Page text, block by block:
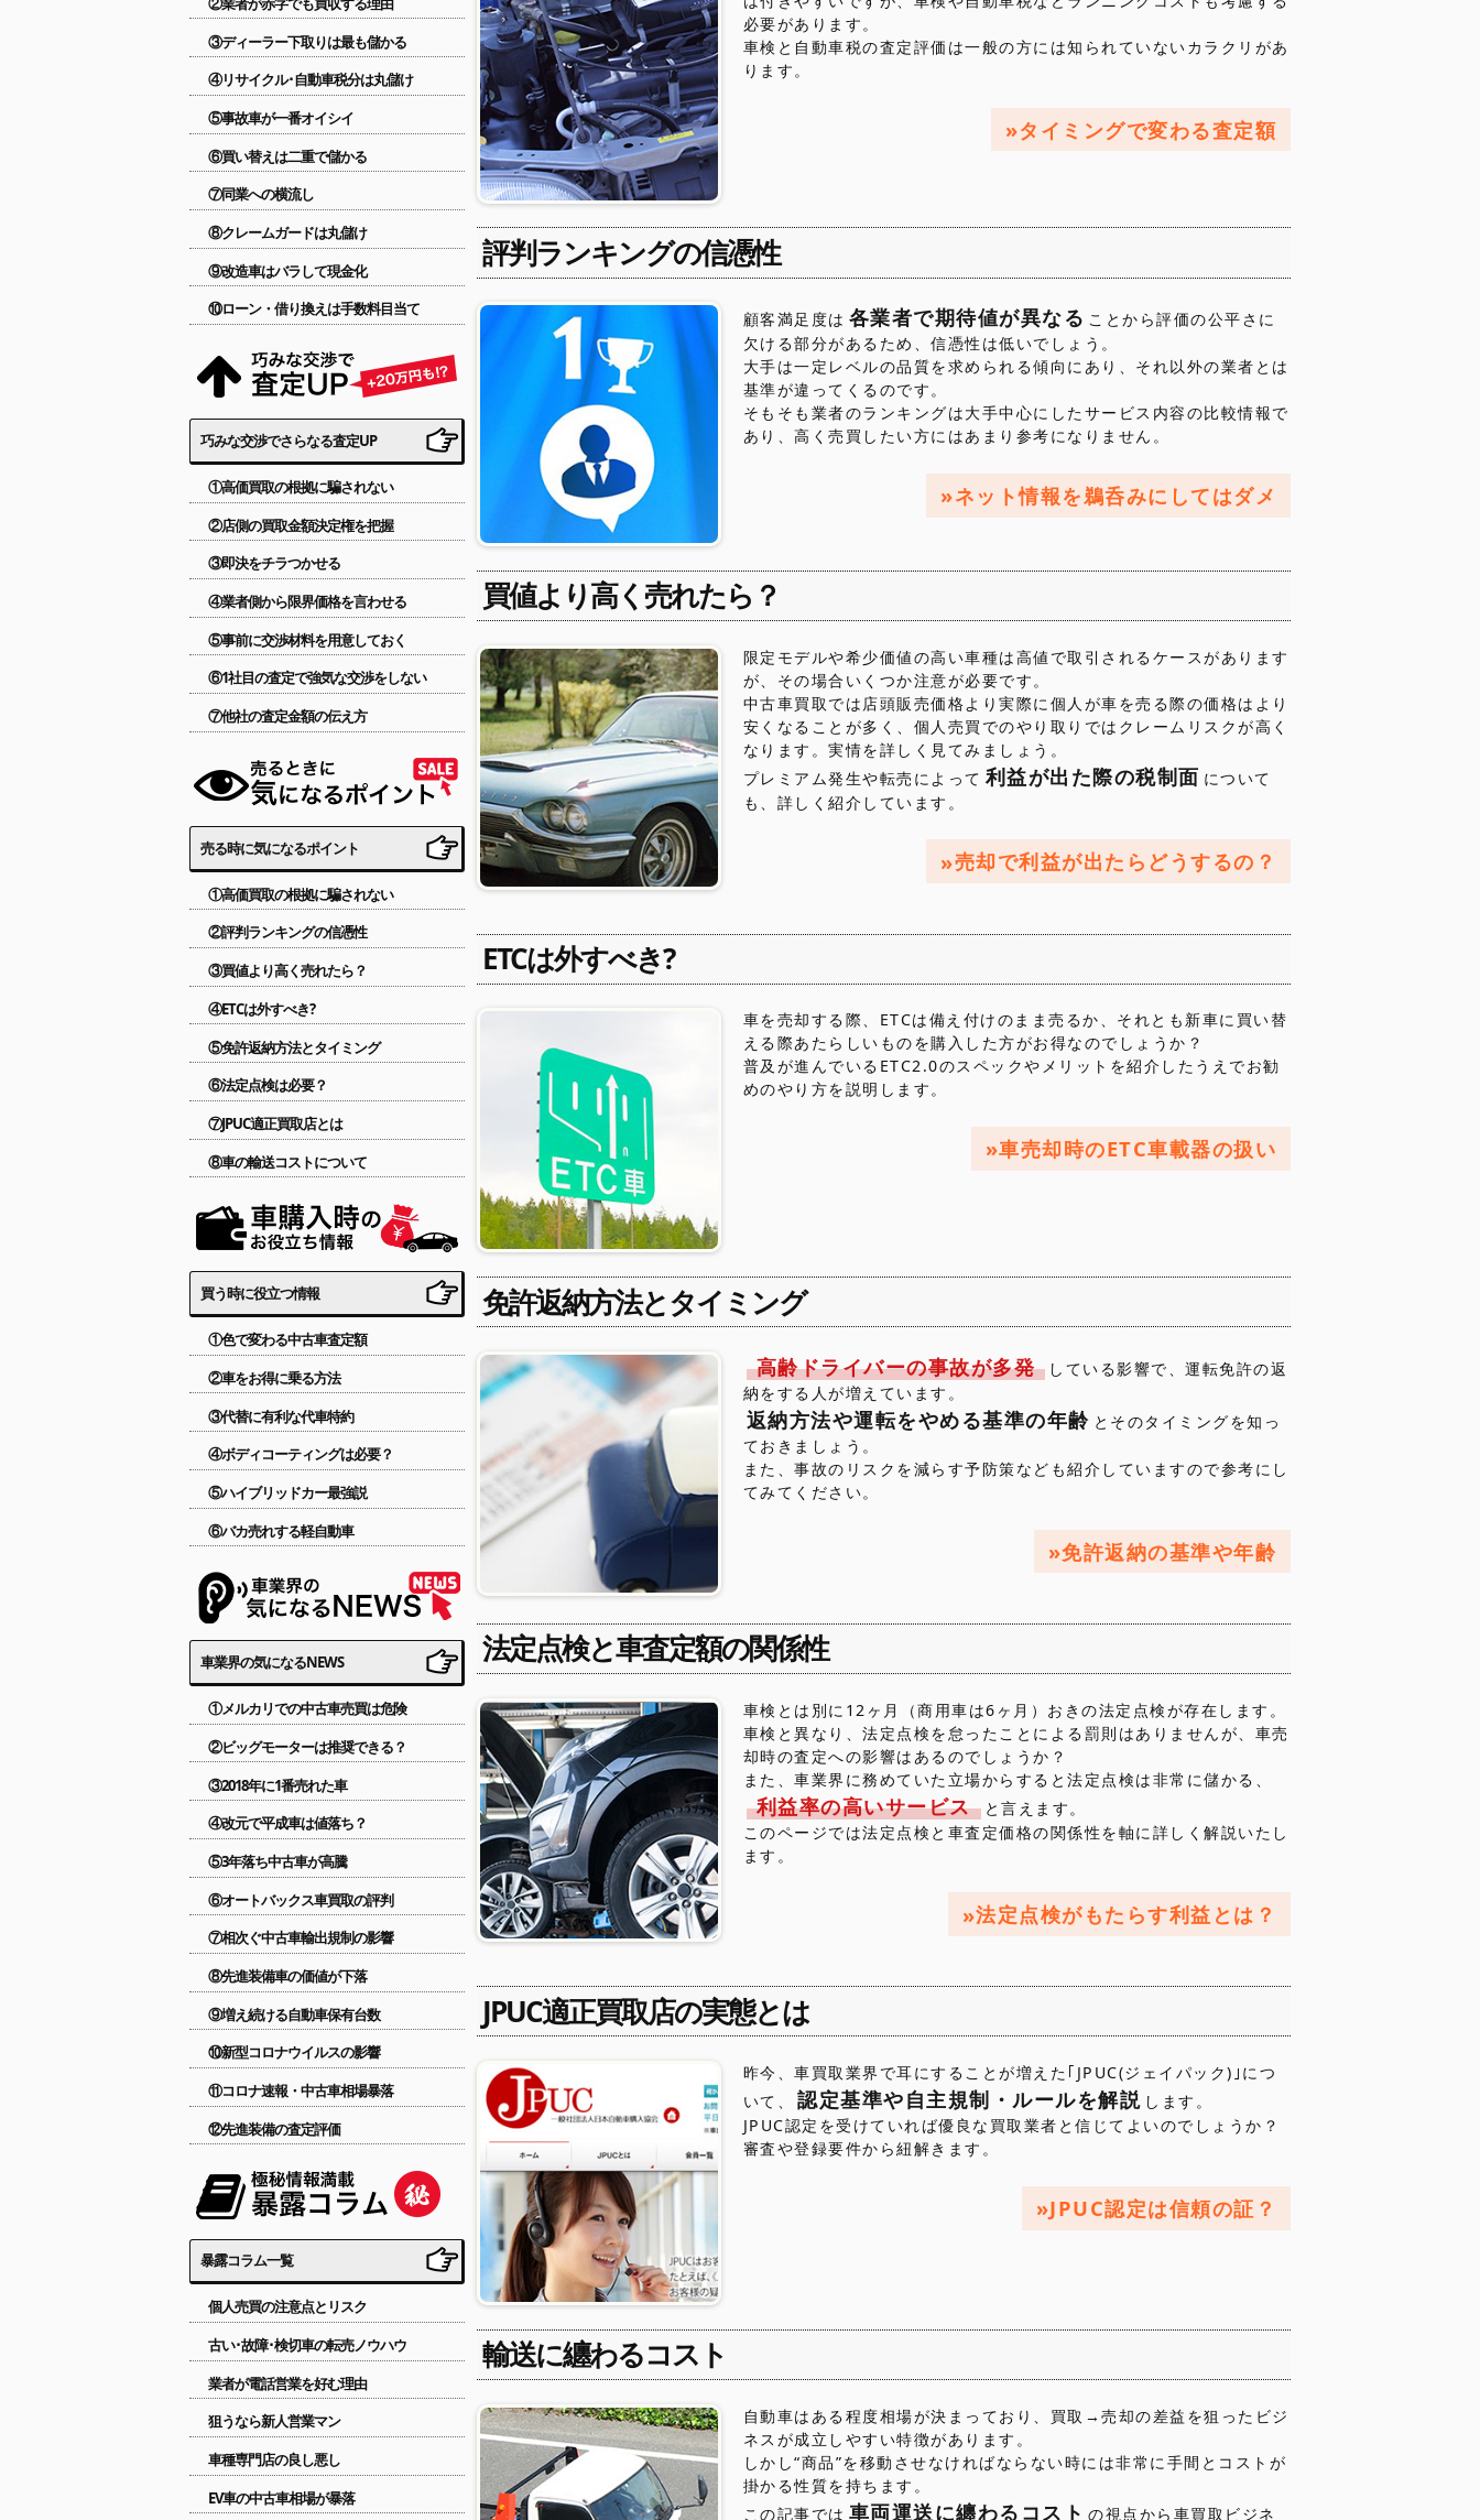
必要があります。
車検と自動車税の査定評価は一般の方には知られていないカラクリがあ
ります。
タイミングで変わる査定額
評判ランキングの信憑性
顧客満足度は 各業者で期待値が異なる ことから評価の公平さに
欠ける部分があるため、信憑性は低いでしょう。
大手は一定レベルの品質を求められる傾向にあり、それ以外の業者とは
基準が違ってくるのです。
そもそも業者のランキングは大手中心にしたサービス内容の比較情報で
あり、高く売買したい方にはあまり参考になりません。
ネット情報を鵜呑みにしてはダメ
買値より高く売れたら？
限定モデルや希少価値の高い車種は高値で取引されるケースがあります
が、その場合いくつか注意が必要です。
中古車買取では店頭販売価格より実際に個人が車を売る際の価格はより
安くなることが多く、個人売買でのやり取りではクレームリスクが高く
なります。実情を詳しく見てみましょう。
プレミアム発生や転売によって 利益が出た際の税制面 について
も、詳しく紹介しています。
売却で利益が出たらどうするの？
ETCは外すべき?
車を売却する際、ETCは備え付けのまま売るか、それとも新車に買い替
える際あたらしいものを購入した方がお得なのでしょうか？
普及が進んでいるETC2.0のスペックやメリットを紹介したうえでお勧
めのやり方を説明します。
車売却時のETC車載器の扱い
免許返納方法とタイミング
高齢ドライバーの事故が多発
している影響で、運転免許の返
納をする人が増えています。
返納方法や運転をやめる基準の年齢 とそのタイミングを知っ
ておきましょう。
また、事故のリスクを減らす予防策なども紹介していますので参考にし
てみてください。
免許返納の基準や年齢
法定点検と車査定額の関係性
車検とは別に12ヶ月（商用車は6ヶ月）おきの法定点検が存在します。
車検と異なり、法定点検を怠ったことによる罰則はありませんが、車売
却時の査定への影響はあるのでしょうか？
また、車業界に務めていた立場からすると法定点検は非常に儲かる、
利益率の高いサービス
と言えます。
このページでは法定点検と車査定価格の関係性を軸に詳しく解説いたし
ます。
法定点検がもたらす利益とは？
JPUC適正買取店の実態とは
昨今、車買取業界で耳にすることが増えた｢JPUC(ジェイパック)｣につ
いて、
認定基準や自主規制・ルールを解説 します。
JPUC認定を受けていれば優良な買取業者と信じてよいのでしょうか？
審査や登録要件から紐解きます。
JPUC認定は信頼の証？
輸送に纏わるコスト
自動車はある程度相場が決まっており、買取→売却の差益を狙ったビジ
ネスが成立しやすい特徴があります。
しかし“商品”を移動させなければならない時には非常に手間とコストが
掛かる性質を持ちます。
この記事では 車両運送に纏わるコスト の視点から車買取ビジネ
③ディーラー下取りは最も儲かる
④リサイクル･自動車税分は丸儲け
⑤事故車が一番オイシイ
⑥買い替えは二重で儲かる
⑦同業への横流し
⑧クレームガードは丸儲け
⑨改造車はバラして現金化
⑩ローン・借り換えは手数料目当て
巧みな交渉でさらなる査定UP
①高価買取の根拠に騙されない
②店側の買取金額決定権を把握
③即決をチラつかせる
④業者側から限界価格を言わせる
⑤事前に交渉材料を用意しておく
⑥1社目の査定で強気な交渉をしない
⑦他社の査定金額の伝え方
売る時に気になるポイント
①高価買取の根拠に騙されない
②評判ランキングの信憑性
③買値より高く売れたら？
④ETCは外すべき?
⑤免許返納方法とタイミング
⑥法定点検は必要？
⑦JPUC適正買取店とは
⑧車の輸送コストについて
買う時に役立つ情報
①色で変わる中古車査定額
②車をお得に乗る方法
③代替に有利な代車特約
④ボディコーティングは必要？
⑤ハイブリッドカー最強説
⑥バカ売れする軽自動車
車業界の気になるNEWS
①メルカリでの中古車売買は危険
②ビッグモーターは推奨できる？
③2018年に1番売れた車
④改元で平成車は値落ち？
⑤3年落ち中古車が高騰
⑥オートバックス車買取の評判
⑦相次ぐ中古車輸出規制の影響
⑧先進装備車の価値が下落
⑨増え続ける自動車保有台数
⑩新型コロナウイルスの影響
⑪コロナ速報・中古車相場暴落
⑫先進装備の査定評価
暴露コラム一覧
個人売買の注意点とリスク
古い･故障･検切車の転売ノウハウ
業者が電話営業を好む理由
狙うなら新人営業マン
車種専門店の良し悪し
EV車の中古車相場が暴落